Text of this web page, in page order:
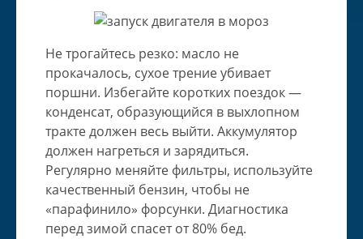
Не трогайтесь резко: масло не
прокачалось, сухое трение убивает
поршни. Избегайте коротких поездок —
конденсат, образующийся в выхлопном
тракте должен весь выйти. Аккумулятор
должен нагреться и зарядиться.
Регулярно меняйте фильтры, используйте
качественный бензин, чтобы не
«парафинило» форсунки. Диагностика
перед зимой спасет от 80% бед.